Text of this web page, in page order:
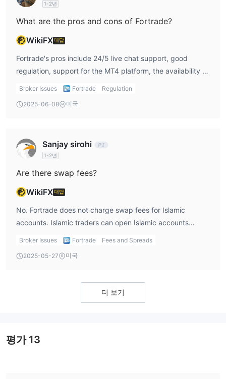
1-2년
What are the pros and cons of Fortrade?
WikiFX대답
Fortrade's pros include 24/5 live chat support, good
regulation, support for the MT4 platform, the availability of
demo accounts and a wide range of tradable instruments,
accepting clients from the US and Belgium, wide EUR/USD
Broker Issues Fortrade Regulation
2025-06-08 미국
Sanjay sirohi
1-2년
Are there swap fees?
WikiFX대답
No. Fortrade does not charge swap fees for Islamic
accounts. Islamic traders can open Islamic accounts
without swaps.
Broker Issues Fortrade Fees and Spreads
2025-05-27 미국
더 보기
평가13